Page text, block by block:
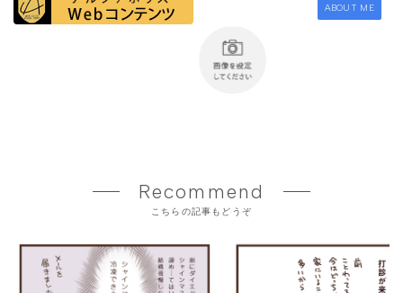
ABOUT ME
Recommend
こちらの記事もどうぞ